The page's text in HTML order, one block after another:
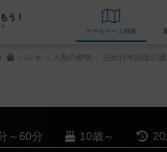
う！
データベース
パレオ ～人類の黎明～ 完全日本語版の
～60分 10歳～